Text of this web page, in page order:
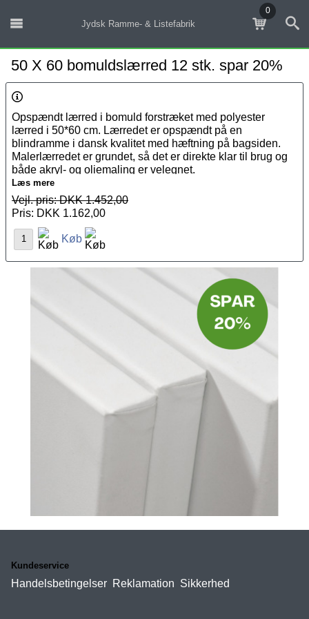
Jydsk Ramme- & Listefabrik
0
50 X 60 bomuldslærred 12 stk. spar 20%
Opspændt lærred i bomuld forstræket med polyester
lærred i 50*60 cm. Lærredet er opspændt på en
blindramme i dansk kvalitet med hæftning på bagsiden.
Malerlærredet er grundet, så det er direkte klar til brug og
både akryl- og oliemaling er velegnet.
Ved køb af 12 stk. i samme størrelse sparer du 20%.
Hvis du ønsker en størrelse som ikke er tilgængelig
online, så ring og bestil, vi laver nemlig alle størrelser.
Hos Jydsk Ramme- og Listefabrik tilbyder vi mere end 40
års ekspertise, så hos os er du altid sikret produkter i
højeste kvalitet, produceret på vores eget værksted i
Læs mere
Vejl. pris: DKK 1.452,00
Pris: DKK 1.162,00
Køb
Kundeservice
Handelsbetingelser Reklamation Sikkerhed